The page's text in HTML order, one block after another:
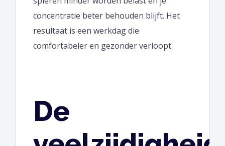
concentratie beter behouden blijft. Het
resultaat is een werkdag die
comfortabeler en gezonder verloopt.
De